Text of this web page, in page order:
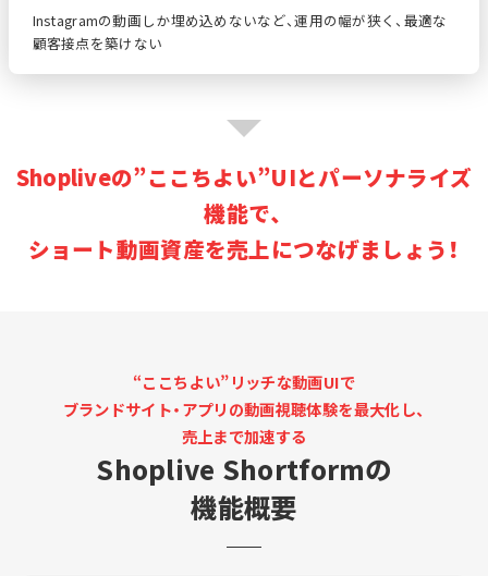
Instagramの動画しか埋め込めないなど、運用の幅が狭く、最適な
顧客接点を築けない
Shopliveの”ここちよい”UIとパーソナライズ
機能で、
ショート動画資産を売上につなげましょう！
“ここちよい”リッチな動画UIで
ブランドサイト・アプリの動画視聴体験を最大化し、
売上まで加速する
Shoplive Shortformの
機能概要